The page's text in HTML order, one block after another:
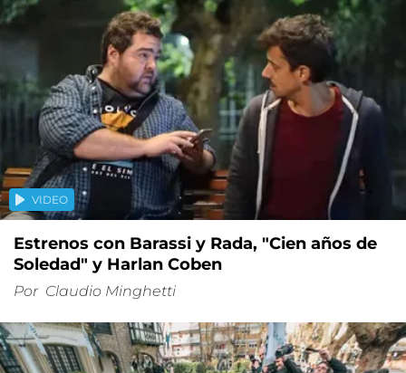
VIDEO
Estrenos con Barassi y Rada, "Cien años de
Soledad" y Harlan Coben
Por Claudio Minghetti